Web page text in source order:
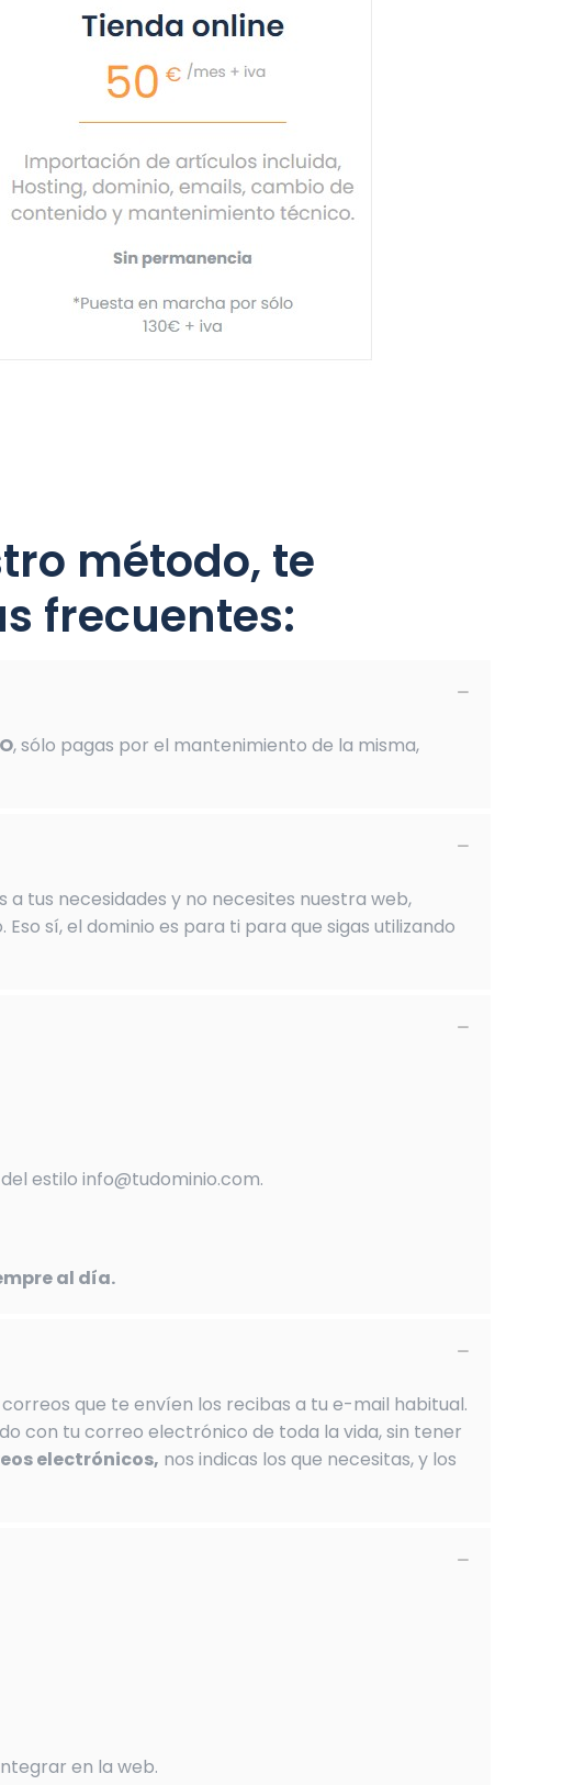
método, te
frecuentes:
, sólo pagas por el mantenimiento de la misma,
tus necesidades y no necesites nuestra web,
sí, el dominio es para ti para que sigas utilizando
estilo info@tudominio.com.
al día.
que te envíen los recibas a tu e-mail habitual.
con tu correo electrónico de toda la vida, sin tener
electrónicos, nos indicas los que necesitas, y los
en la web.